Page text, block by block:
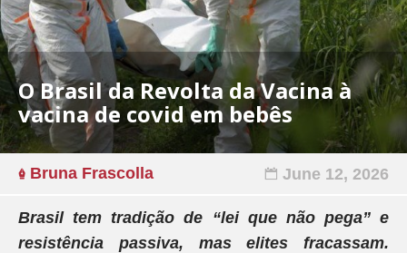
O Brasil da Revolta da Vacina à
vacina de covid em bebês
Bruna Frascolla June 12, 2026
Brasil tem tradição de “lei que não pega” e
resistência passiva, mas elites fracassam.